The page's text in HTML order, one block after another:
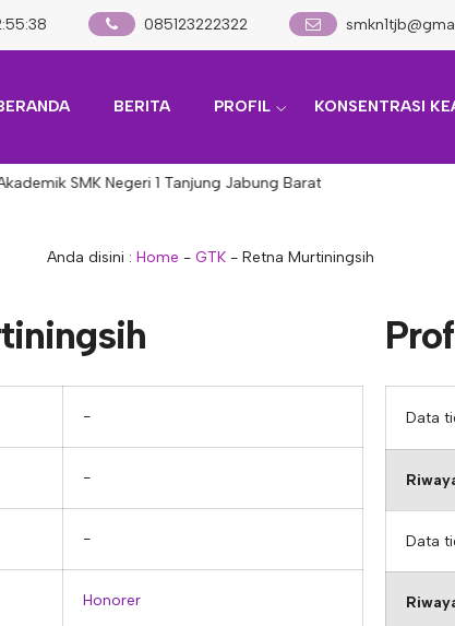
:55:38 085123222322
BERITA PROFIL KONSENTRASI
SMK Negeri 1 Tanjung Jabung Barat
Anda disini : Home - GTK - Retna Murtiningsih
−
−
−
Honorer
Data
Data